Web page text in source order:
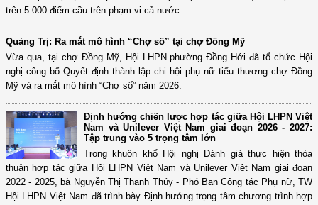
trên 5.000 điểm cầu trên phạm vi cả nước.
Quảng Trị: Ra mắt mô hình “Chợ số” tại chợ Đồng Mỹ
Vừa qua, tại chợ Đồng Mỹ, Hội LHPN phường Đồng Hới đã tổ chức Hội
nghị công bố Quyết định thành lập chi hội phụ nữ tiểu thương chợ Đồng
Mỹ và ra mắt mô hình “Chợ số” năm 2026.
Định hướng chiến lược hợp tác giữa Hội LHPN Việt
Nam và Unilever Việt Nam giai đoạn 2026 - 2027:
Tập trung vào 5 trọng tâm lớn
Trong khuôn khổ Hội nghị Đánh giá thực hiện thỏa
thuận hợp tác giữa Hội LHPN Việt Nam và Unilever Việt Nam giai đoạn
2022 - 2025, bà Nguyễn Thị Thanh Thúy - Phó Ban Công tác Phụ nữ, TW
Hội LHPN Việt Nam đã trình bày Định hướng trọng tâm chương trình hợp